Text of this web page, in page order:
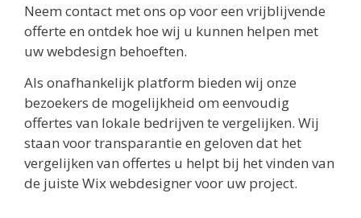
Neem contact met ons op voor een vrijblijvende
offerte en ontdek hoe wij u kunnen helpen met
uw webdesign behoeften.
Als onafhankelijk platform bieden wij onze
bezoekers de mogelijkheid om eenvoudig
offertes van lokale bedrijven te vergelijken. Wij
staan voor transparantie en geloven dat het
vergelijken van offertes u helpt bij het vinden van
de juiste Wix webdesigner voor uw project.